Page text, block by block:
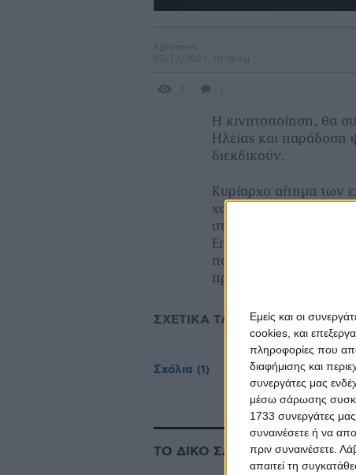
Εμείς και οι
cookies, και
πληροφορίες που
διαφήμισης και
συνεργάτες μας
μέσω σάρωσης
1733 συνεργάτες
συναινέσετε ή να
πριν συναινέσετε.
απαιτεί τη
Agronews
05/12/2023, 10:36 πμ
1
Η κινητοποίηση, θα
Ηλείας και παράδοση
διεκδικούν.
Κυρίαρχο αίτημα των
χαμένου εισοδήματος
στρέμμα για την
Επίσης, ζητούν από
παραγωγής, για να
προϊόντα σε λογικές
ΣΧΕΤΙΚΑ TAGS ακαρπία ελιάς
Σχόλια (1)
ΤΟ ΔΙΚΟ ΣΑΣ ΣΧΟΛΙΟ